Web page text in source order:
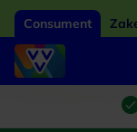
Consument